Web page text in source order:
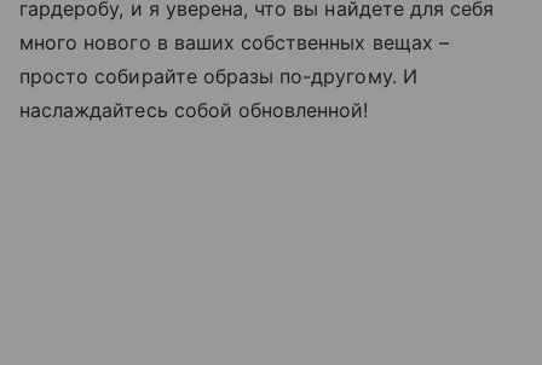
гардеробу, и я уверена, что вы найдете для себя
много нового в ваших собственных вещах –
просто собирайте образы по-другому. И
наслаждайтесь собой обновленной!